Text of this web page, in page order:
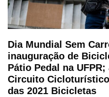
Dia Mundial Sem
inauguração de
Pátio Pedal na
Circuito
das 2021 Bicicletas